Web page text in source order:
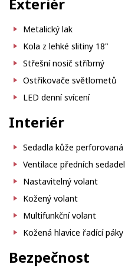
Exteriér
Metalický lak
Kola z lehké slitiny 18"
Střešní nosič stříbrný
Ostřikovače světlometů
LED denní svícení
Interiér
Sedadla kůže perforovaná
Ventilace předních sedadel
Nastavitelný volant
Kožený volant
Multifunkční volant
Kožená hlavice řadící páky
Bezpečnost